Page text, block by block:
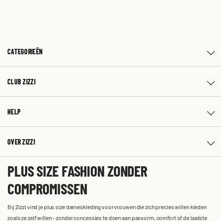
CATEGORIEËN
CLUB ZIZZI
HELP
OVER ZIZZI
PLUS SIZE FASHION ZONDER
COMPROMISSEN
Bij Zizzi vind je plus size dameskleding voor vrouwen die zich precies willen kleden
zoals ze zelf willen – zonder concessies te doen aan pasvorm, comfort of de laatste